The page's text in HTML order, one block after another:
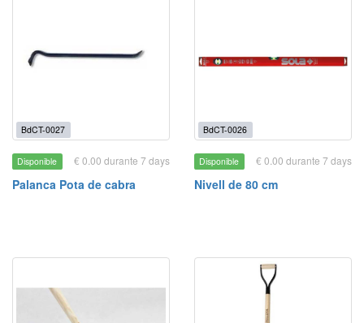
BdCT-0027
Disponible € 0.00 durante 7 days
Palanca Pota de cabra
BdCT-0026
Disponible € 0.00 durante 7 days
Nivell de 80 cm